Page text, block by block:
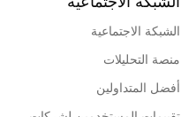
الشبكة الاجتماعية
منصة التحليلات
أفضل المتداولين